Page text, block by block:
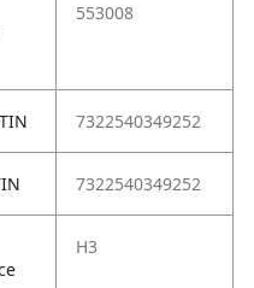
553008
7322540349252
7322540349252
H3